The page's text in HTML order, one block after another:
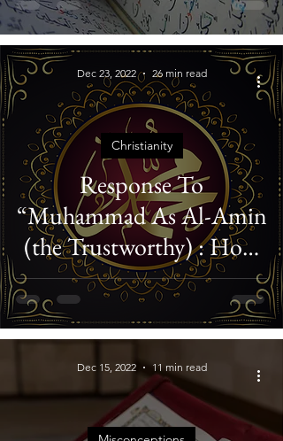
Response To
“Muhammad As Al-Amin
(the Trustworthy) : How
His Enemies Really
Viewed Him”
Christianity
Dec 23, 2022 26 min read
Dec 15, 2022 11 min read